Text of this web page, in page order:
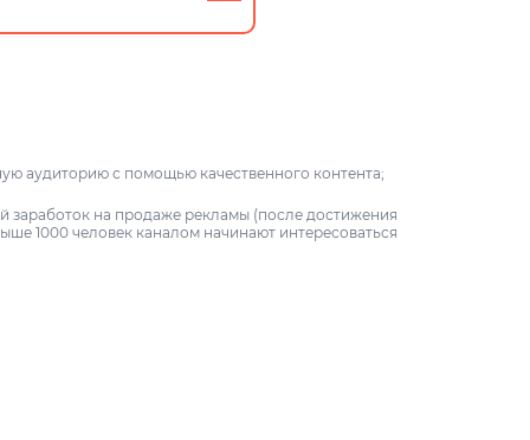
аудиторию с помощью качественного контента;
заработок на продаже рекламы (после достижения
1000 человек каналом начинают интересоваться